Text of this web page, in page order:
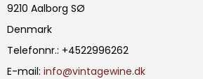
9210 Aalborg SØ
Denmark
Telefonnr.: +4522996262
E-mail: info@vintagewine.dk